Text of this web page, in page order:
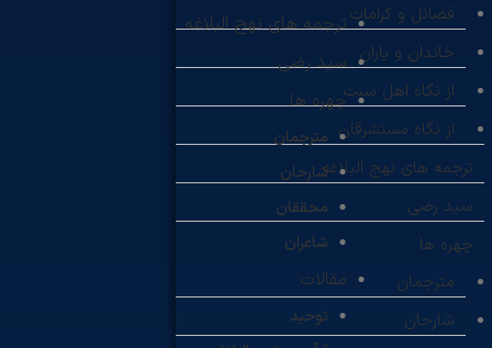
ترجمه های نهج البلاغه
سید رضی
چهره ها
مترجمان
شارحان
محققان
شاعران
مقالات
توحید
فضائل و کرامات
خاندان و یاران
از نگاه اهل سنت
از نگاه مستشرقان
ترجمه های نهج البلاغه
سید رضی
چهره ها
مترجمان
شارحان